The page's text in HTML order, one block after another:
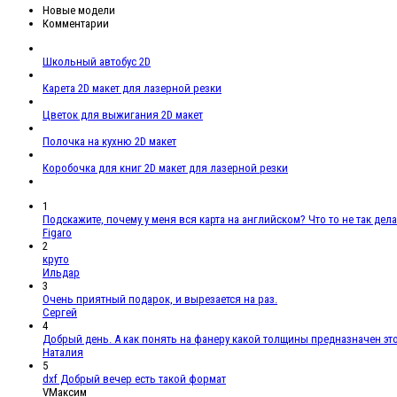
Новые модели
Комментарии
Школьный автобус 2D
Карета 2D макет для лазерной резки
Цветок для выжигания 2D макет
Полочка на кухню 2D макет
Коробочка для книг 2D макет для лазерной резки
1
Подскажите, почему у меня вся карта на английском? Что то не так
Figaro
2
круто
Ильдар
3
Очень приятный подарок, и вырезается на раз.
Сергей
4
Добрый день. А как понять на фанеру какой толщины предназначен
Наталия
5
dxf Добрый вечер есть такой формат
VМаксим